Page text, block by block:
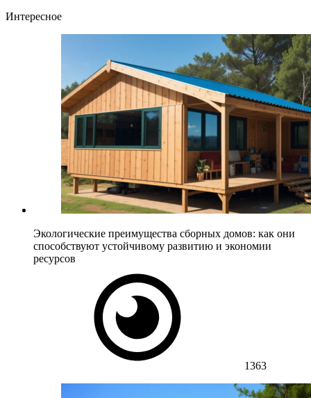
Интересное
Экологические преимущества сборных домов: как они
способствуют устойчивому развитию и экономии
ресурсов
1363